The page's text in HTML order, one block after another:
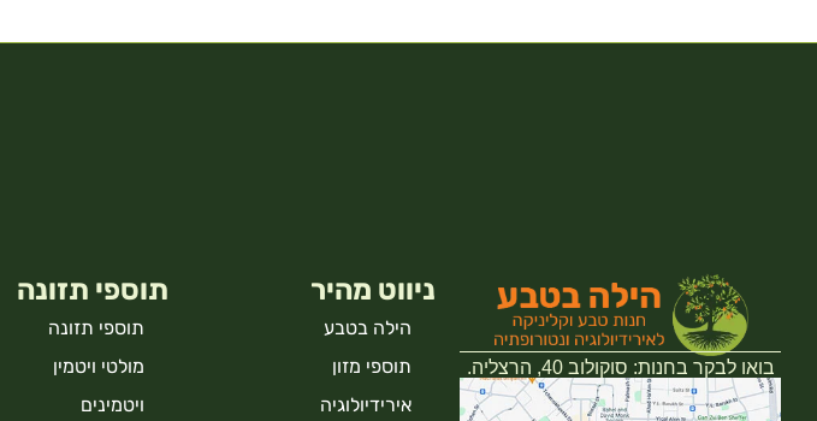
בואו לבקר בחנות: סוקולוב 40, הרצליה.
ניווט מהיר
הילה בטבע
תוספי מזון
אירידיולוגיה
תוספי תזונה
תוספי תזונה
מולטי ויטמין
ויטמינים